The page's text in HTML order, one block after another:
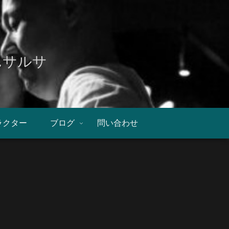
ルサ
クター ブログ 問い合わせ